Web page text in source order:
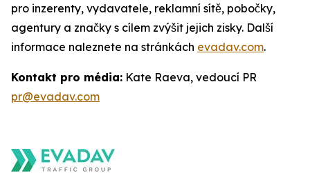
pro inzerenty, vydavatele, reklamní sítě, pobočky,
agentury a značky s cílem zvýšit jejich zisky. Další
informace naleznete na stránkách evadav.com.
Kontakt pro média: Kate Raeva, vedoucí PR
pr@evadav.com